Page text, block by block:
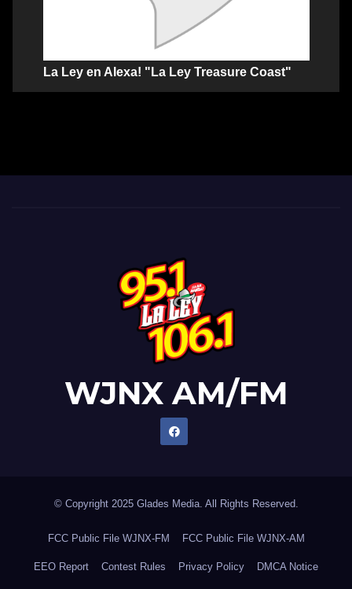
La Ley en Alexa! "La Ley Treasure Coast"
WJNX AM/FM
© Copyright 2025 Glades Media. All Rights Reserved.
FCC Public File WJNX-FM FCC Public File WJNX-AM
EEO Report Contest Rules Privacy Policy DMCA Notice